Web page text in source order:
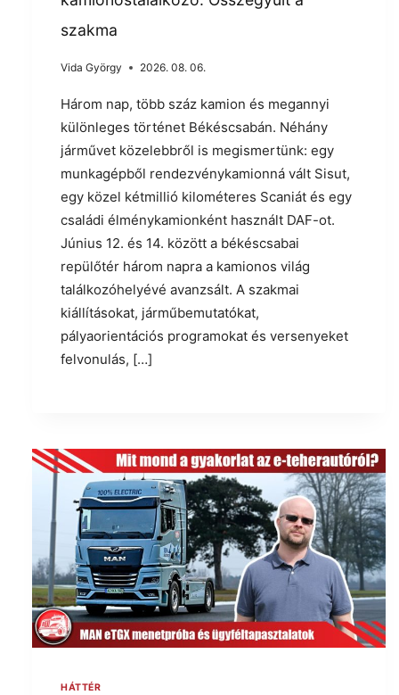
szakma
Vida György 2026. 08. 06.
Három nap, több száz kamion és megannyi
különleges történet Békéscsabán. Néhány
járművet közelebbről is megismertünk: egy
munkagépből rendezvénykamionná vált Sisut,
egy közel kétmillió kilométeres Scaniát és egy
családi élménykamionként használt DAF-ot.
Június 12. és 14. között a békéscsabai
repülőtér három napra a kamionos világ
találkozóhelyévé avanzsált. A szakmai
kiállításokat, járműbemutatókat,
pályaorientációs programokat és versenyeket
felvonulás, […]
HÁTTÉR